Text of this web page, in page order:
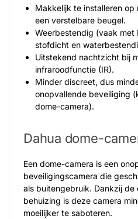
Makkelijk te installeren
een verstelbare beugel.
Weerbestendig (vaak met
stofdicht en
Uitstekend nachtzicht bij
infraroodfunctie (IR).
Minder discreet, dus
onopvallende beveiliging
dome-camera).
Dahua dome-
Een dome-camera is een
beveiligingscamera die
als buitengebruik. Dankzij
behuizing is deze camera
moeilijker te saboteren.